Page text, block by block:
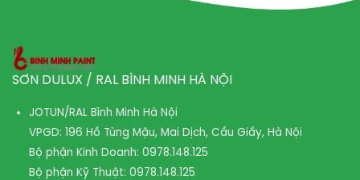
SƠN DULUX / RAL BÌNH MINH HÀ NỘI
JOTUN/RAL Bình Minh Hà Nội
VPGD: 196 Hồ Tùng Mậu, Mai Dịch, Cầu Giấy, Hà Nội
Bộ phận Kinh Doanh: 0978.148.125
Bộ phận Kỹ Thuật: 0978.148.125